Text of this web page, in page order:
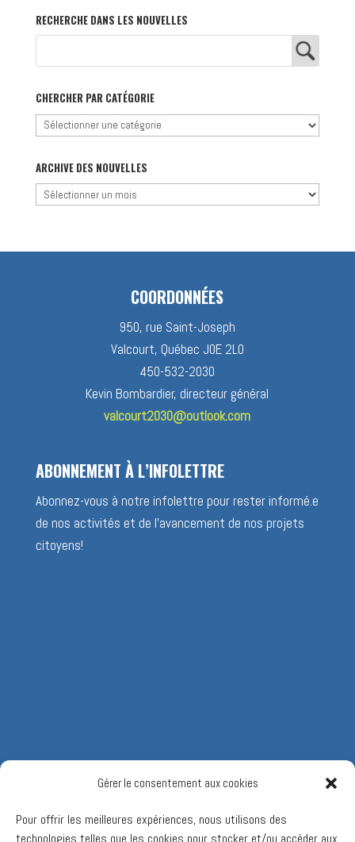
Gérer le consentement aux cookies
Pour offrir les meilleures expériences, nous utilisons des
technologies telles que les cookies pour stocker et/ou accéder aux
RECHERCHE DANS LES NOUVELLES
CHERCHER PAR CATÉGORIE
Chercher
catégorie
ARCHIVE DES NOUVELLES
Archive
COORDONNÉES
950, rue Saint-Joseph
Valcourt, Québec J0E 2L0
450-532-2030
Kevin Bombardier, directeur général
valcourt2030@outlook.com
ABONNEMENT À L’INFOLETTRE
Abonnez-vous à notre infolettre pour rester informé.e
de nos activités et de l’avancement de nos projets
citoyens!